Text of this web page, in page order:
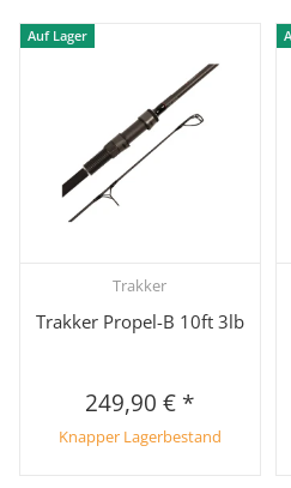
Auf Lager
Trakker
Trakker Propel-B 10ft 3lb
249,90 € *
Knapper Lagerbestand